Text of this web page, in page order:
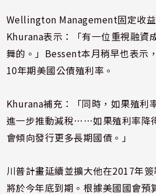
Wellington Management固定收
Khurana表示：「有一位重視融資
舞的。」Bessent本月稍早也表示
10年期美國公債殖利率。
Khurana補充：「同時，如果殖利
進一步推動減稅⋯⋯如果殖利率降
會傾向發行更多長期國債。」
川普計畫延續並擴大他在2017年
將於今年底到期。根據美國國會預